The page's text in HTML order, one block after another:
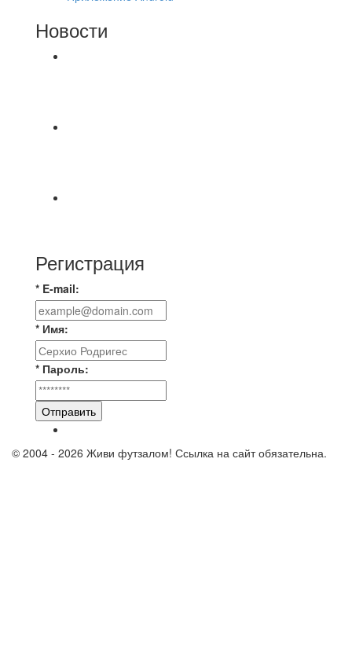
Новости
Регистрация
* E-mail:
* Имя:
* Пароль:
Отправить
© 2004 - 2026 Живи футзалом! Ссылка на сайт обязательна.